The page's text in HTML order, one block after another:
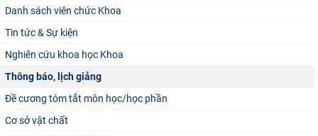
Danh sách viên chức Khoa
Tin tức & Sự kiện
Nghiên cứu khoa học Khoa
Thông báo, lịch giảng
Đề cương tóm tắt môn học/học phần
Cơ sở vật chất